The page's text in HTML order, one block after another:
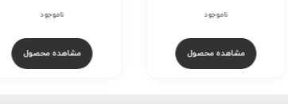
ناموجود
مشاهده محصول